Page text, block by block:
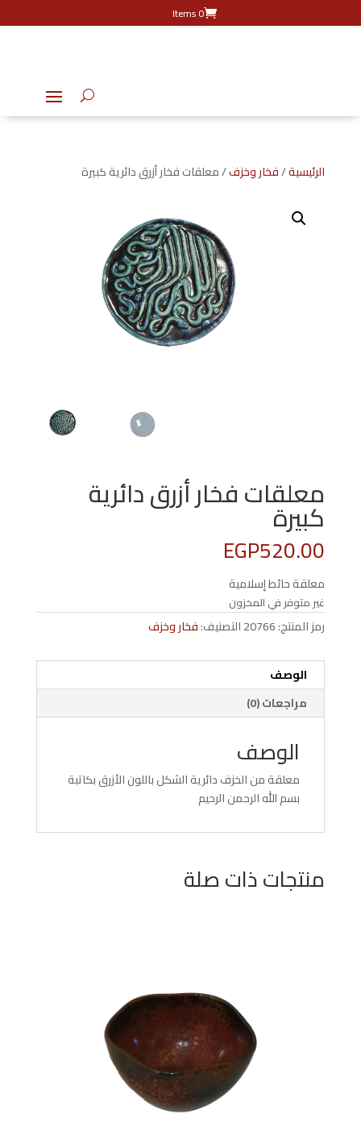
0 Items
الرئيسية/فخار وخزف/ معلقات فخار أزرق دائرية كبيرة
معلقات فخار أزرق دائرية
كبيرة
EGP520.00
معلقة حائط إسلامية
غير متوفر في المخزون
رمز المنتج:20766التصنيف:فخار وخزف
الوصف
مراجعات (0)
الوصف
معلقة من الخزف دائرية الشكل باللون الأزرق بكاتبة
بسم الله الرحمن الرحيم
منتجات ذات صلة